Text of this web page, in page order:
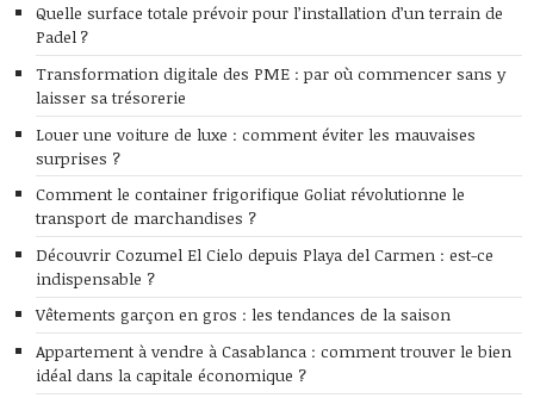
Quelle surface totale prévoir pour l’installation d’un terrain de
Padel ?
Transformation digitale des PME : par où commencer sans y
laisser sa trésorerie
Louer une voiture de luxe : comment éviter les mauvaises
surprises ?
Comment le container frigorifique Goliat révolutionne le
transport de marchandises ?
Découvrir Cozumel El Cielo depuis Playa del Carmen : est-ce
indispensable ?
Vêtements garçon en gros : les tendances de la saison
Appartement à vendre à Casablanca : comment trouver le bien
idéal dans la capitale économique ?